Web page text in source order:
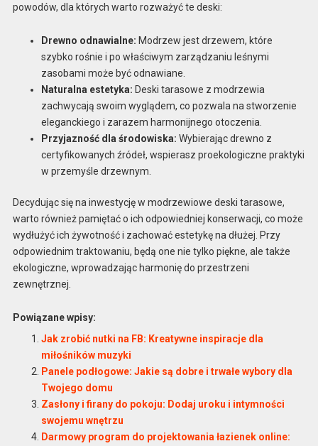
powodów, dla których warto rozważyć te deski:
Drewno odnawialne: Modrzew jest drzewem, które
szybko rośnie i po właściwym zarządzaniu leśnymi
zasobami może być odnawiane.
Naturalna estetyka: Deski tarasowe z modrzewia
zachwycają swoim wyglądem, co pozwala na stworzenie
eleganckiego i zarazem harmonijnego otoczenia.
Przyjazność dla środowiska: Wybierając drewno z
certyfikowanych źródeł, wspierasz proekologiczne praktyki
w przemyśle drzewnym.
Decydując się na inwestycję w modrzewiowe deski tarasowe,
warto również pamiętać o ich odpowiedniej konserwacji, co może
wydłużyć ich żywotność i zachować estetykę na dłużej. Przy
odpowiednim traktowaniu, będą one nie tylko piękne, ale także
ekologiczne, wprowadzając harmonię do przestrzeni
zewnętrznej.
Powiązane wpisy:
Jak zrobić nutki na FB: Kreatywne inspiracje dla
miłośników muzyki
Panele podłogowe: Jakie są dobre i trwałe wybory dla
Twojego domu
Zasłony i firany do pokoju: Dodaj uroku i intymności
swojemu wnętrzu
Darmowy program do projektowania łazienek online: